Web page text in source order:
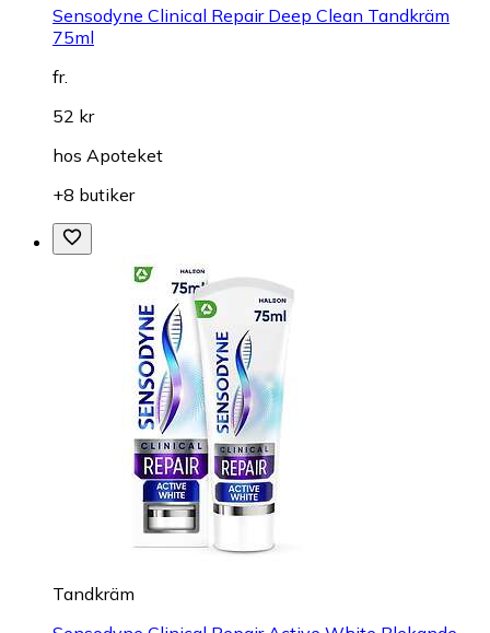
Sensodyne Clinical Repair Deep Clean Tandkräm
75ml
fr.
52 kr
hos Apoteket
+8 butiker
Tandkräm